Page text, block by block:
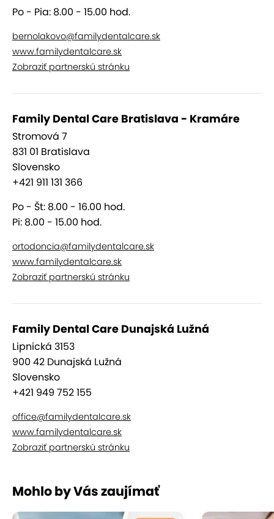
Po - Pia: 8.00 - 15.00 hod.
bernolakovo@familydentalcare.sk
www.familydentalcare.sk
Zobraziť partnerskú stránku
Family Dental Care Bratislava - Kramáre
Stromová 7
831 01 Bratislava
Slovensko
+421 911 131 366
Po - Št: 8.00 - 16.00 hod.
Pi: 8.00 - 15.00 hod.
ortodoncia@familydentalcare.sk
www.familydentalcare.sk
Zobraziť partnerskú stránku
Family Dental Care Dunajská Lužná
Lipnická 3153
900 42 Dunajská Lužná
Slovensko
+421 949 752 155
office@familydentalcare.sk
www.familydentalcare.sk
Zobraziť partnerskú stránku
Mohlo by Vás zaujímať